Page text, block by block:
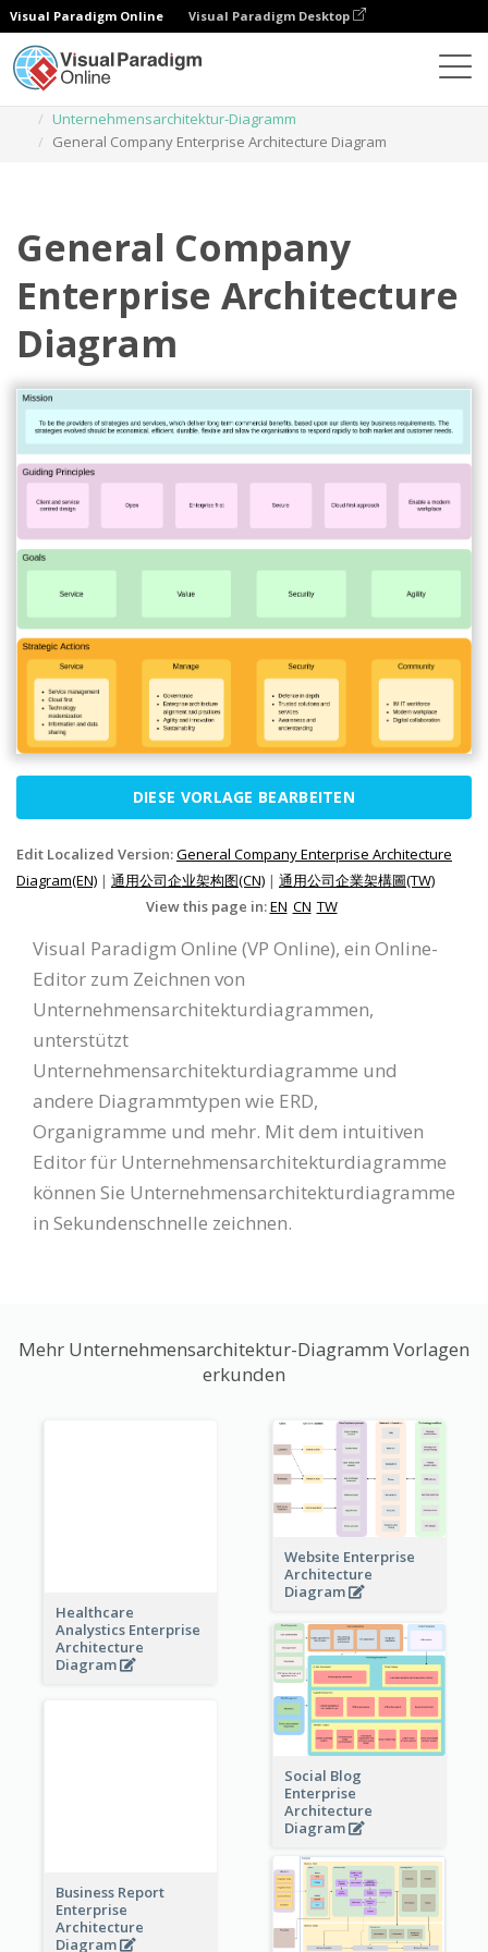
Visual Paradigm Online Visual Paradigm Desktop
Unternehmensarchitektur-Diagramm
General Company Enterprise Architecture Diagram
General Company
Enterprise Architecture
Diagram
DIESE VORLAGE BEARBEITEN
Edit Localized Version:General Company Enterprise Architecture
Diagram(EN) | 通用公司企业架构图(CN) | 通用公司企業架構圖(TW)
View this page in:EN CN TW
Visual Paradigm Online (VP Online), ein Online-
Editor zum Zeichnen von
Unternehmensarchitekturdiagrammen,
unterstützt
Unternehmensarchitekturdiagramme und
andere Diagrammtypen wie ERD,
Organigramme und mehr. Mit dem intuitiven
Editor für Unternehmensarchitekturdiagramme
können Sie Unternehmensarchitekturdiagramme
in Sekundenschnelle zeichnen.
Mehr Unternehmensarchitektur-Diagramm Vorlagen
erkunden
Diagram
Website Enterprise
Architecture
Diagram
Social Blog
Enterprise
Architecture
Diagram
Diagram